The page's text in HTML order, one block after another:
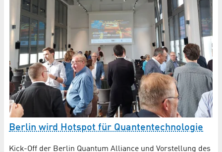
Berlin wird Hotspot für Quantentechnologie
Kick-Off der Berlin Quantum Alliance und Vorstellung des